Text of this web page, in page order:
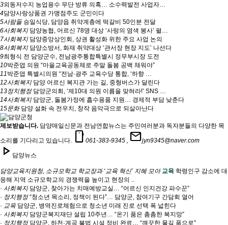
3외동저수지 농업용수 무단 방류 의혹… 소수력발전 사업자…
4담양사랑상품권 가맹점주도 군민이다
5사람들 승일식당, 담양읍 취약계층에 떡갈비 50인분 전달
6사회복지담양농협, 어르신 78명 대상 ‘사랑의 염색 봉사’ 펼…
7사회복지담양중앙상인회, 상권 활성화 위한 주요 사업 논의
8사회복지담양소방서, 화재 취약대상 ‘관서장 현장 지도’ 나선다
9최형식 전 담양군수, 전남광주통합특별시 정무부시장 도전
10박준엽 의원 “마을교육공동체로 주말 돌봄 공백 채워야”
11박준엽 특별시의원 “전남·광주 교육수당 통합, ‘하향 …
12사회복지담양 어르신 복지관 가는 길, 중형버스가 달린다
13정치행정담양군의회, ‘제10대 의원 이름을 맞혀라!’ SNS …
14사회복지담양군, 돌봄가정에 흡수용품 지원… 경제적 부담 낮춘다
15문화담양 설화 속 전우치, 창작 음악극으로 되살아난다
제보받습니다. 담양매일신문과 전남연합뉴스는 주민여러분과 독자분들의 다양한 목
소리를 기다리고 있습니다. smartphone 061-383-9345 , mailjyn9345@naver.com
play_arrow 담양뉴스
담양교육지원청, 소규모학교 학교장과 ‘교육 혁신’ 지혜 모아 교육 학령인구 감소에 대
응해 지역 소규모학교의 경쟁력을 높이고 현장의 ..
· 사회복지담양군, 찾아가는 치매예방교실… “어르신 인지건강 파수꾼”
· 정치행정“청소년 목소리, 정책이 된다”… 담양군, 참여기구 간담회 열어
· 교육 담양군, 병역진로체험으로 청소년 미래 진로 선택 폭 넓힌다
· 사회복지담양군복지재단 설립 10주년… “온기 품은 촘촘한 복지망”
· 정치행정담양군, 하천·계곡 불법 시설 정비 완료… “깨끗한 물길 품으로”